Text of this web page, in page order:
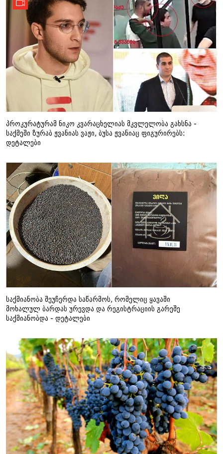
პროკურატურამ ნიკო კვარაცხელიას მკვლელობა გახსნა -
საქმეში ზურაბ ჟვანიას ვაჟი, ბუსა ჟვანიაც ფიგურირებს:
დეტალები
საქმიანობა შეუჩერდა საწარმოს, რომელიც ყავაში
მოხალულ ბარდას ურევდა და რეგისტრაციის გარეშე
საქმიანობდა - დეტალები